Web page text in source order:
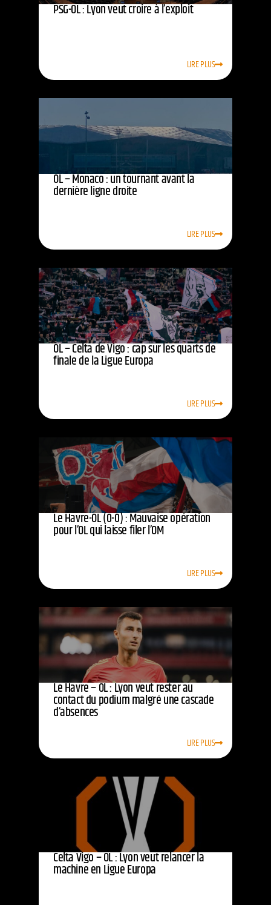
PSG-OL : Lyon veut croire à l’exploit
LIRE PLUS
OL – Monaco : un tournant avant la
dernière ligne droite
LIRE PLUS
OL – Celta de Vigo : cap sur les quarts de
finale de la Ligue Europa
LIRE PLUS
Le Havre-OL (0-0) : Mauvaise opération
pour l’OL qui laisse filer l’OM
LIRE PLUS
Le Havre – OL : Lyon veut rester au
contact du podium malgré une cascade
d’absences
LIRE PLUS
Celta Vigo – OL : Lyon veut relancer la
machine en Ligue Europa